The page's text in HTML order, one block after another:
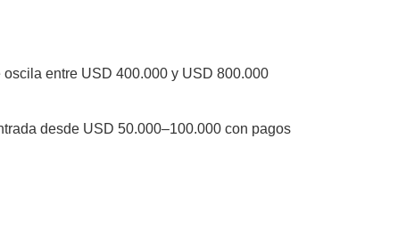
entre USD 400.000 y USD 800.000
desde USD 50.000–100.000 con pagos